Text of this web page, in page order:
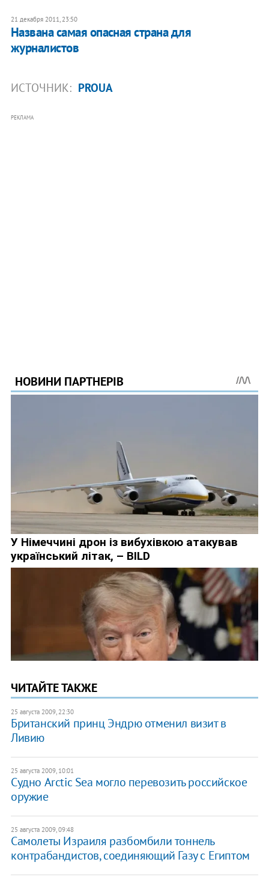
21 декабря 2011, 23:50
Названа самая опасная страна для
журналистов
ИСТОЧНИК: PROUA
РЕКЛАМА
ЧИТАЙТЕ ТАКЖЕ
25 августа 2009, 22:30
Британский принц Эндрю отменил визит в
Ливию
25 августа 2009, 10:01
Судно Arctic Sea могло перевозить российское
оружие
25 августа 2009, 09:48
Самолеты Израиля разбомбили тоннель
контрабандистов, соединяющий Газу с Египтом